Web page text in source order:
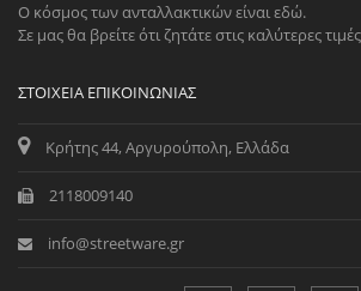
Ο κόσμος των ανταλλακτικών είναι εδώ.
Σε μας θα βρείτε ότι ζητάτε στις καλύτερες
ΣΤΟΙΧΕΊΑ ΕΠΙΚΟΙΝΩΝΊΑΣ
Κρήτης 44, Αργυρούπολη, Ελλάδα
2118009140
info@streetware.gr